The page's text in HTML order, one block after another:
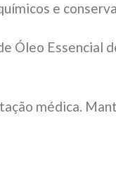
e
Óleo Essencial
médica.